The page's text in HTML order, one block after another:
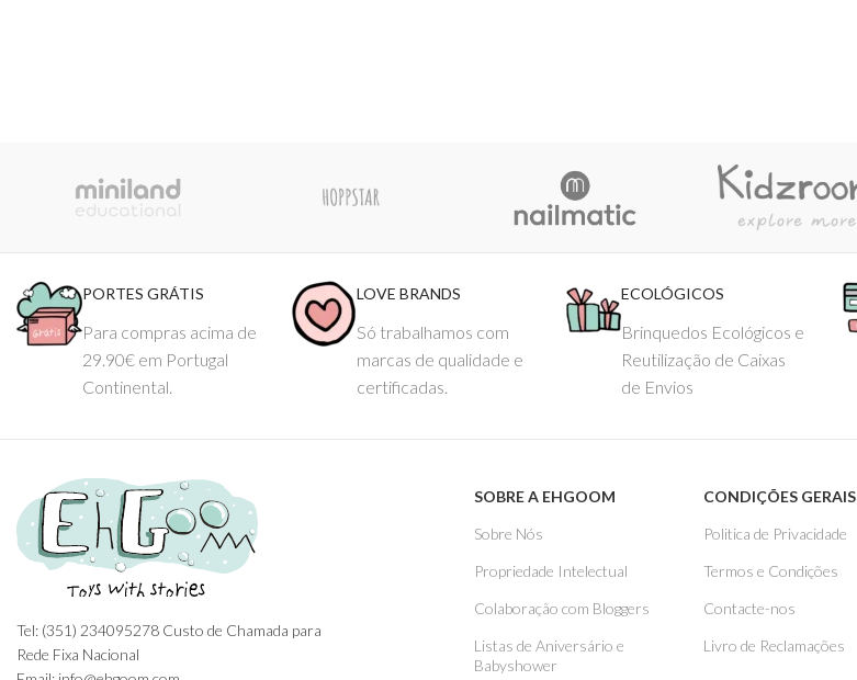
PORTES GRÁTIS
Para compras acima de
29.90€ em Portugal
Continental.
LOVE BRANDS
Só trabalhamos com
marcas de qualidade e
certificadas.
ECOLÓGICOS
Brinquedos Ecológicos e
Reutilização de Caixas
de Envios
Tel: (351) 234095278 Custo de Chamada para
Rede Fixa Nacional
SOBRE A EHGOOM
Sobre Nós
Propriedade Intelectual
Colaboração com Bloggers
Listas de Aniversário e
Babyshower
CONDIÇÕES GERAIS
Politica de Privacidade
Termos e Condições
Contacte-nos
Livro de Reclamações